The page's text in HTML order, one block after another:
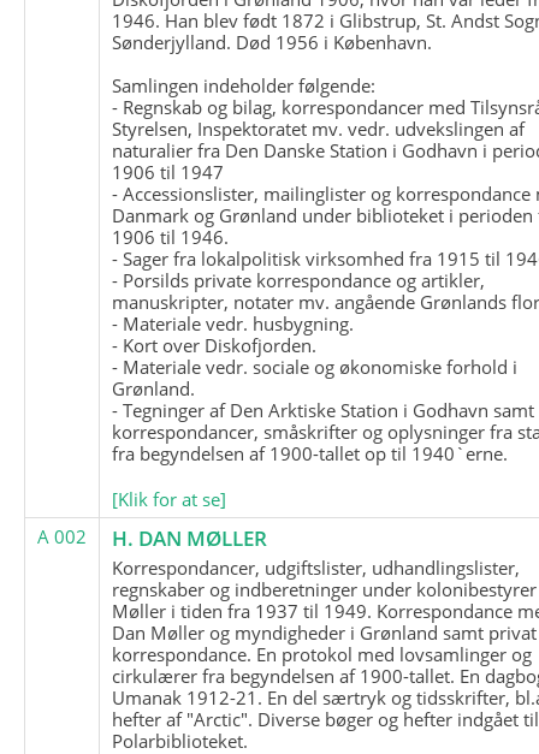
1946. Han blev født 1872 i Glibstrup, St. Andst
Sønderjylland. Død 1956 i København.
Samlingen indeholder følgende:
- Regnskab og bilag, korrespondancer med
Styrelsen, Inspektoratet mv. vedr. udvekslingen af
naturalier fra Den Danske Station i Godhavn i
1906 til 1947
- Accessionslister, mailinglister og korrespondance
Danmark og Grønland under biblioteket i perioden
1906 til 1946.
- Sager fra lokalpolitisk virksomhed fra 1915 til
- Porsilds private korrespondance og artikler,
manuskripter, notater mv. angående Grønlands
- Materiale vedr. husbygning.
- Kort over Diskofjorden.
- Materiale vedr. sociale og økonomiske forhold i
Grønland.
- Tegninger af Den Arktiske Station i Godhavn
korrespondancer, småskrifter og oplysninger fra
fra begyndelsen af 1900-tallet op til 1940`erne.
[Klik for at se]
A 002
H. DAN MØLLER
Korrespondancer, udgiftslister, udhandlingslister,
regnskaber og indberetninger under
Møller i tiden fra 1937 til 1949. Korrespondance
Dan Møller og myndigheder i Grønland samt privat
korrespondance. En protokol med lovsamlinger og
cirkulærer fra begyndelsen af 1900-tallet. En
Umanak 1912-21. En del særtryk og tidsskrifter,
hefter af "Arctic". Diverse bøger og hefter indgået til
Polarbiblioteket.